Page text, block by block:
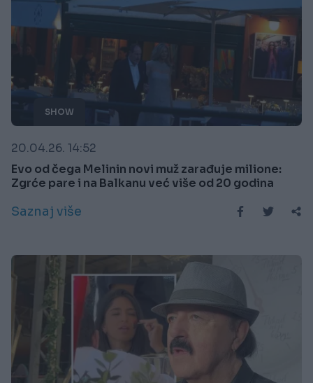
SHOW
20.04.26. 14:52
Evo od čega Melinin novi muž zarađuje milione:
Zgrće pare i na Balkanu već više od 20 godina
Saznaj više